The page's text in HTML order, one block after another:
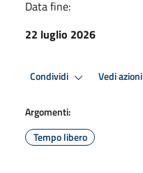
Data fine:
22 luglio 2026
Condividi Vedi azioni
Argomenti:
Tempo libero